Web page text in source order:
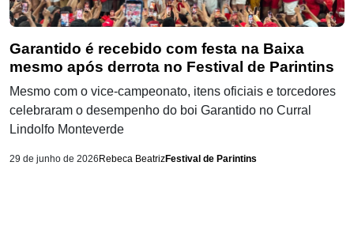
Garantido é recebido com festa na Baixa
mesmo após derrota no Festival de Parintins
Mesmo com o vice-campeonato, itens oficiais e torcedores
celebraram o desempenho do boi Garantido no Curral
Lindolfo Monteverde
29 de junho de 2026 Rebeca BeatrizFestival de Parintins